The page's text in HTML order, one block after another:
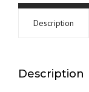
Description
Description